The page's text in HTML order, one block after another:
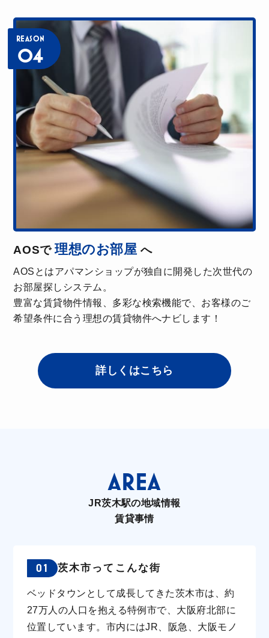
SU
アパマンショップ阪急茨木店
スムーズに契約を行うことができました。紳士的な
態度でこちらの無理な要望にもお応えいただきまし
た。ありがとうございました。
REASON
04
AOSで理想のお部屋 へ
AOSとはアパマンショップが独自に開発した次世代の
お部屋探しシステム。
豊富な賃貸物件情報、多彩な検索機能で、お客様のご
希望条件に合う理想の賃貸物件へナビします！
詳しくはこちら
AREA
JR茨木駅の地域情報
賃貸事情
01 茨木市ってこんな街
ベッドタウンとして成長してきた茨木市は、約
27万人の人口を抱える特例市で、大阪府北部に
位置しています。市内にはJR、阪急、大阪モノ